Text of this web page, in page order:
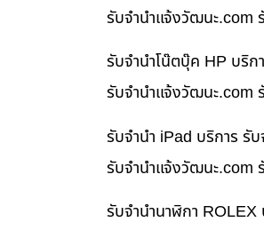
รับจํานําแจ้งวัฒนะ.com
รับจำนำโน๊ตบุ๊ค HP บริก
รับจํานําแจ้งวัฒนะ.com
รับจำนำ iPad บริการ รั
รับจํานําแจ้งวัฒนะ.com
รับจำนำนาฬิกา ROLEX